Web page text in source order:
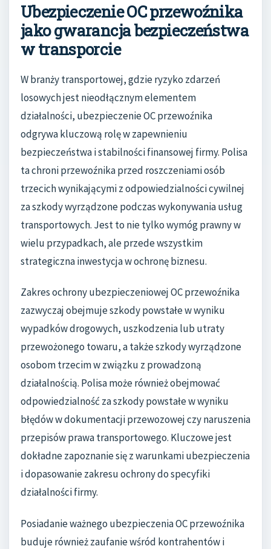
Ubezpieczenie OC przewoźnika
jako gwarancja bezpieczeństwa
w transporcie
W branży transportowej, gdzie ryzyko zdarzeń
losowych jest nieodłącznym elementem
działalności, ubezpieczenie OC przewoźnika
odgrywa kluczową rolę w zapewnieniu
bezpieczeństwa i stabilności finansowej firmy. Polisa
ta chroni przewoźnika przed roszczeniami osób
trzecich wynikającymi z odpowiedzialności cywilnej
za szkody wyrządzone podczas wykonywania usług
transportowych. Jest to nie tylko wymóg prawny w
wielu przypadkach, ale przede wszystkim
strategiczna inwestycja w ochronę biznesu.
Zakres ochrony ubezpieczeniowej OC przewoźnika
zazwyczaj obejmuje szkody powstałe w wyniku
wypadków drogowych, uszkodzenia lub utraty
przewożonego towaru, a także szkody wyrządzone
osobom trzecim w związku z prowadzoną
działalnością. Polisa może również obejmować
odpowiedzialność za szkody powstałe w wyniku
błędów w dokumentacji przewozowej czy naruszenia
przepisów prawa transportowego. Kluczowe jest
dokładne zapoznanie się z warunkami ubezpieczenia
i dopasowanie zakresu ochrony do specyfiki
działalności firmy.
Posiadanie ważnego ubezpieczenia OC przewoźnika
buduje również zaufanie wśród kontrahentów i